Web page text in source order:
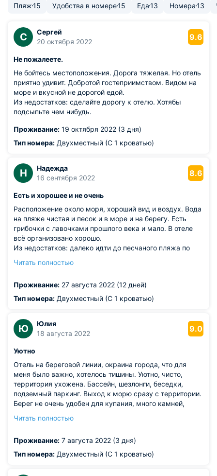
Пляж15 Удобства в номере15 Еда13 Номера13
С
Сергей
20 октября 2022
9.6
Не пожалеете.
Не бойтесь местоположения. Дорога тяжелая. Но отель
приятно удивит. Добротой гостеприимством. Видом на
море и вкусной не дорогой едой.
Из недостатков: сделайте дорогу к отелю. Хотябы
подсыпьте чем нибудь.
Проживание: 19 октября 2022 (3 дня)
Тип номера: Двухместный (С 1 кроватью)
Н
Надежда
16 сентября 2022
8.6
Есть и хорошее и не очень
Расположение около моря, хороший вид и воздух. Вода
на пляже чистая и песок и в море и на берегу. Есть
грибочки с лавочками прошлого века и мало. В отеле
всё организовано хорошо.
Из недостатков: далеко идти до песчаного пляжа по
коровы и много бездомных собак. По дороге идти тоже
дороге между заборами. Маршрутку, которая должна
проходить мимо отеля, я так и не встретила. В отеле
Читать полностью
Проживание: 27 августа 2022 (12 дней)
Тип номера: Двухместный (С 1 кроватью)
Ю
Юлия
18 августа 2022
9.0
Уютно
Отель на береговой линии, окраина города, что для
меня было важно, хотелось тишины. Уютно, чисто,
территория ухожена. Бассейн, шезлонги, беседки,
подземный паркинг. Выход к морю сразу с территории.
Берег не очень удобен для купания, много камней,
Сразу предупрежу по своему опыту: вещи без
любят поиграть шлепанцами и вещичками. В столовой
можно купить местные фрукты и ягоды.
Читать полностью
Проживание: 7 августа 2022 (3 дня)
Тип номера: Двухместный (С 1 кроватью)